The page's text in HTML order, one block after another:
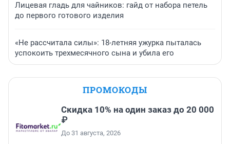
Лицевая гладь для чайников: гайд от набора петель
до первого готового изделия
«Не рассчитала силы»: 18-летняя ужурка пыталась
успокоить трехмесячного сына и убила его
ПРОМОКОДЫ
Скидка 10% на один заказ до 20 000
₽
До 31 августа, 2026